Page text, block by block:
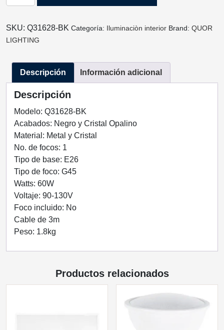
ACABADO
BK.NEGRO
CRISTAL
OPALINO
1
LUZ
Q31628-
BK
QUOR
LIGHTING
cantidad
SKU: Q31628-BK Categoría: Iluminaciòn interior Brand: QUOR
LIGHTING
Descripción Información adicional
Descripción
Modelo: Q31628-BK
Acabados: Negro y Cristal Opalino
Material: Metal y Cristal
No. de focos: 1
Tipo de base: E26
Tipo de foco: G45
Watts: 60W
Voltaje: 90-130V
Foco incluido: No
Cable de 3m
Peso: 1.8kg
Productos relacionados